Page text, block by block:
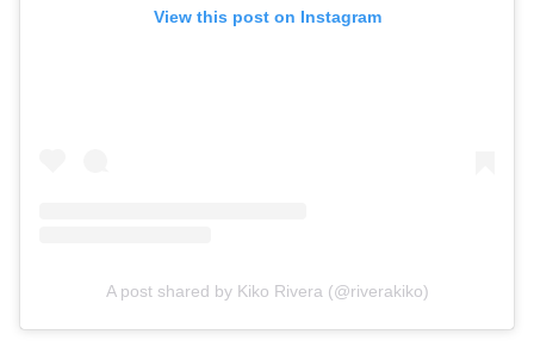
View this post on Instagram
A post shared by Kiko Rivera (@riverakiko)